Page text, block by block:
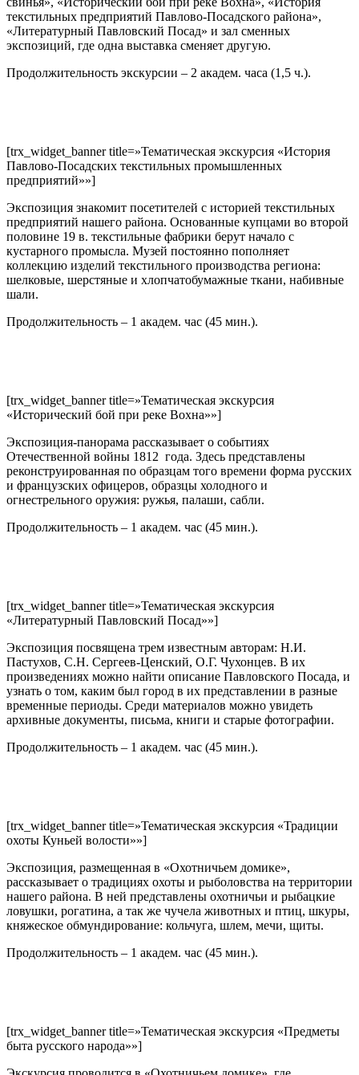
текстильных предприятий Павлово-Посадского района»,
«Литературный Павловский Посад» и зал сменных
экспозиций, где одна выставка сменяет другую.
Продолжительность экскурсии – 2 академ. часа (1,5 ч.).
[trx_widget_banner title=»Тематическая экскурсия «История
Павлово-Посадских текстильных промышленных
предприятий»»]
Экспозиция знакомит посетителей с историей текстильных
предприятий нашего района. Основанные купцами во второй
половине 19 в. текстильные фабрики берут начало с
кустарного промысла. Музей постоянно пополняет
коллекцию изделий текстильного производства региона:
шелковые, шерстяные и хлопчатобумажные ткани, набивные
шали.
Продолжительность – 1 академ. час (45 мин.).
[trx_widget_banner title=»Тематическая экскурсия
«Исторический бой при реке Вохна»»]
Экспозиция-панорама рассказывает о событиях
Отечественной войны 1812 года. Здесь представлены
реконструированная по образцам того времени форма русских
и французских офицеров, образцы холодного и
огнестрельного оружия: ружья, палаши, сабли.
Продолжительность – 1 академ. час (45 мин.).
[trx_widget_banner title=»Тематическая экскурсия
«Литературный Павловский Посад»»]
Экспозиция посвящена трем известным авторам: Н.И.
Пастухов, С.Н. Сергеев-Ценский, О.Г. Чухонцев. В их
произведениях можно найти описание Павловского Посада, и
узнать о том, каким был город в их представлении в разные
временные периоды. Среди материалов можно увидеть
архивные документы, письма, книги и старые фотографии.
Продолжительность – 1 академ. час (45 мин.).
[trx_widget_banner title=»Тематическая экскурсия «Традиции
охоты Куньей волости»»]
Экспозиция, размещенная в «Охотничьем домике»,
рассказывает о традициях охоты и рыболовства на территории
нашего района. В ней представлены охотничьи и рыбацкие
ловушки, рогатина, а так же чучела животных и птиц, шкуры,
княжеское обмундирование: кольчуга, шлем, мечи, щиты.
Продолжительность – 1 академ. час (45 мин.).
[trx_widget_banner title=»Тематическая экскурсия «Предметы
быта русского народа»»]